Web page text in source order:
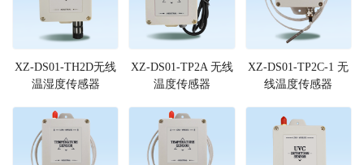
XZ-DS01-TH2D无线
温湿度传感器
XZ-DS01-TP2A 无线
温度传感器
XZ-DS01-TP2C-1 无
线温度传感器